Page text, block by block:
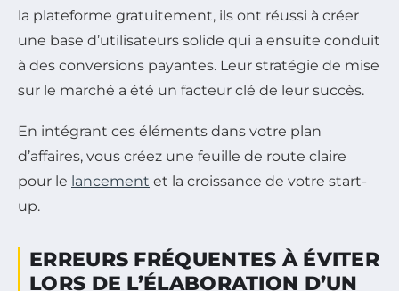
la plateforme gratuitement, ils ont réussi à créer
une base d’utilisateurs solide qui a ensuite conduit
à des conversions payantes. Leur stratégie de mise
sur le marché a été un facteur clé de leur succès.
En intégrant ces éléments dans votre plan
d’affaires, vous créez une feuille de route claire
pour le lancement et la croissance de votre start-
up.
ERREURS FRÉQUENTES À ÉVITER
LORS DE L’ÉLABORATION D’UN